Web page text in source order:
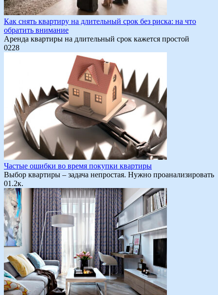
Как снять квартиру на длительный срок без риска: на что
обратить внимание
Аренда квартиры на длительный срок кажется простой
0228
Частые ошибки во время покупки квартиры
Выбор квартиры – задача непростая. Нужно проанализировать
01.2к.